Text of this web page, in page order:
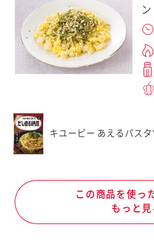
ン
キユーピー あえるパス
この商品を使っ
もっと見